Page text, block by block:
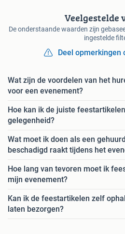
Veelgestelde
De onderstaande waarden zijn
ingestelde
Deel opmerkingen
Wat zijn de voordelen van het
voor een evenement?
Hoe kan ik de juiste
gelegenheid?
Wat moet ik doen als een
beschadigd raakt tijdens het
Hoe lang van tevoren moet ik
mijn evenement?
Kan ik de feestartikelen zelf
laten bezorgen?